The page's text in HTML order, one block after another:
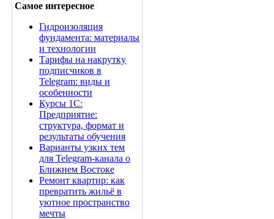
Самое интересное
Гидроизоляция
фундамента: материалы
и технологии
Тарифы на накрутку
подписчиков в
Telegram: виды и
особенности
Курсы 1С:
Предприятие:
структура, формат и
результаты обучения
Варианты узких тем
для Telegram-канала о
Ближнем Востоке
Ремонт квартир: как
превратить жильё в
уютное пространство
мечты